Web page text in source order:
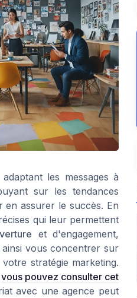
les messages à
sur les tendances
assurer le succès. En
qui leur permettent
et d'engagement,
vous concentrer sur
stratégie marketing.
vous pouvez consulter cet
avec une agence peut